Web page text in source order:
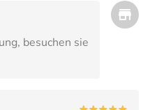
besuchen sie